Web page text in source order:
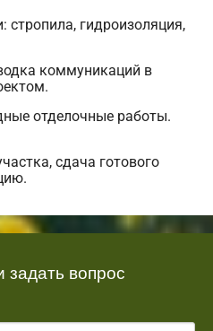
стропила, гидроизоляция,
коммуникаций в
отделочные работы.
сдача готового
задать вопрос